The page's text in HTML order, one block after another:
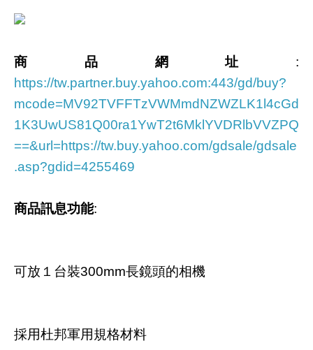
商品網址 :
https://tw.partner.buy.yahoo.com:443/gd/buy?
mcode=MV92TVFFTzVWMmdNZWZLK1l4cGd
1K3UwUS81Q00ra1YwT2t6MklYVDRlbVVZPQ
==&url=https://tw.buy.yahoo.com/gdsale/gdsale
.asp?gdid=4255469
商品訊息功能:
可放１台裝300mm長鏡頭的相機
採用杜邦軍用規格材料